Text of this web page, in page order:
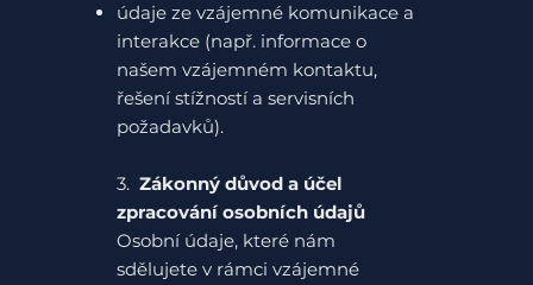
údaje ze vzájemné komunikace a
interakce (např. informace o
našem vzájemném kontaktu,
řešení stížností a servisních
požadavků).
3. Zákonný důvod a účel
zpracování osobních údajů
Osobní údaje, které nám
sdělujete v rámci vzájemné